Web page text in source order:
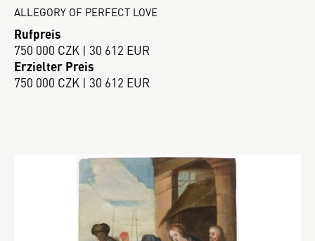
ALLEGORY OF PERFECT LOVE
Rufpreis
750 000 CZK | 30 612 EUR
Erzielter Preis
750 000 CZK | 30 612 EUR